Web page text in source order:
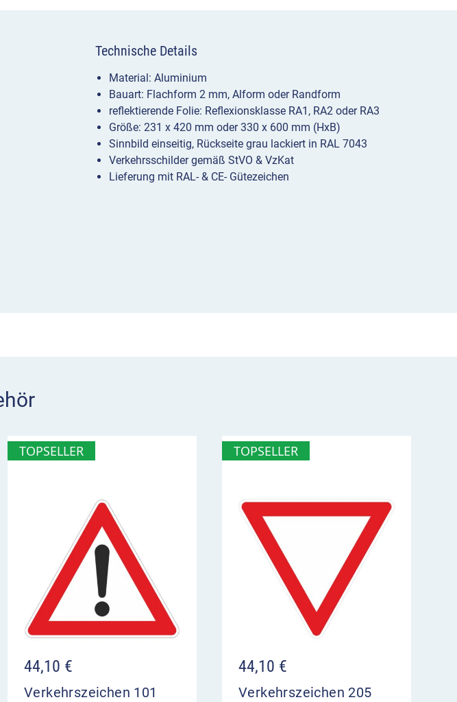
Technische Details
Material: Aluminium
Bauart: Flachform 2 mm, Alform oder Randform
reflektierende Folie: Reflexionsklasse RA1, RA2 oder RA3
Größe: 231 x 420 mm oder 330 x 600 mm (HxB)
Sinnbild einseitig, Rückseite grau lackiert in RAL 7043
Verkehrsschilder gemäß StVO & VzKat
Lieferung mit RAL- & CE- Gütezeichen
TOPSELLER
44,10 €
Verkehrszeichen 101
TOPSELLER
44,10 €
Verkehrszeichen 205